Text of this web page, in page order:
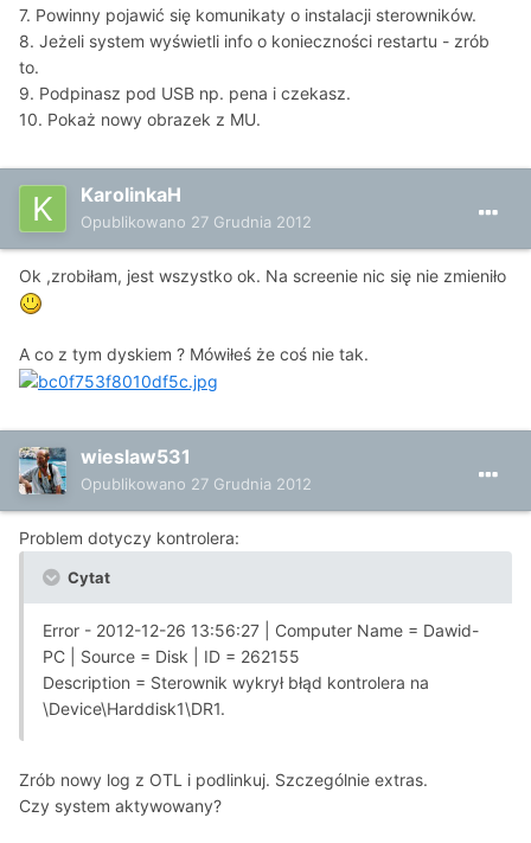
7. Powinny pojawić się komunikaty o instalacji sterowników.
8. Jeżeli system wyświetli info o konieczności restartu - zrób
to.
9. Podpinasz pod USB np. pena i czekasz.
10. Pokaż nowy obrazek z MU.
KarolinkaH
Opublikowano 27 Grudnia 2012
Ok ,zrobiłam, jest wszystko ok. Na screenie nic się nie zmieniło
A co z tym dyskiem ? Mówiłeś że coś nie tak.
wieslaw531
Opublikowano 27 Grudnia 2012
Problem dotyczy kontrolera:
Cytat
Error - 2012-12-26 13:56:27 | Computer Name = Dawid-
PC | Source = Disk | ID = 262155
Description = Sterownik wykrył błąd kontrolera na
\Device\Harddisk1\DR1.
Zrób nowy log z OTL i podlinkuj. Szczególnie extras.
Czy system aktywowany?